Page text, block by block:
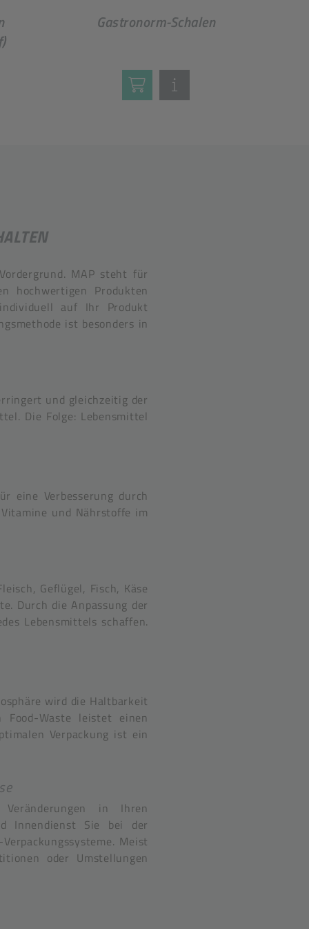
Gastronorm-Schalen
MAP steht für
hochwertigen Produkten
auf Ihr Produkt
ist besonders in
und gleichzeitig der
Die Folge: Lebensmittel
eine Verbesserung durch
und Nährstoffe im
Geflügel, Fisch, Käse
Durch die Anpassung der
Lebensmittels schaffen.
wird die Haltbarkeit
Waste leistet einen
Verpackung ist ein
in Ihren
Innendienst Sie bei der
Meist
oder Umstellungen